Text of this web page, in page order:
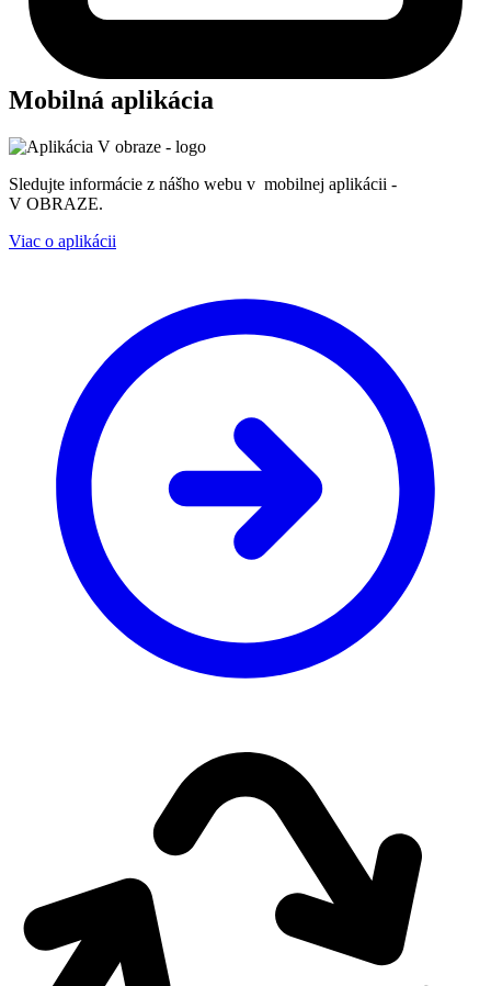
Mobilná aplikácia
Sledujte informácie z nášho webu v mobilnej aplikácii -
V OBRAZE.
Viac o aplikácii